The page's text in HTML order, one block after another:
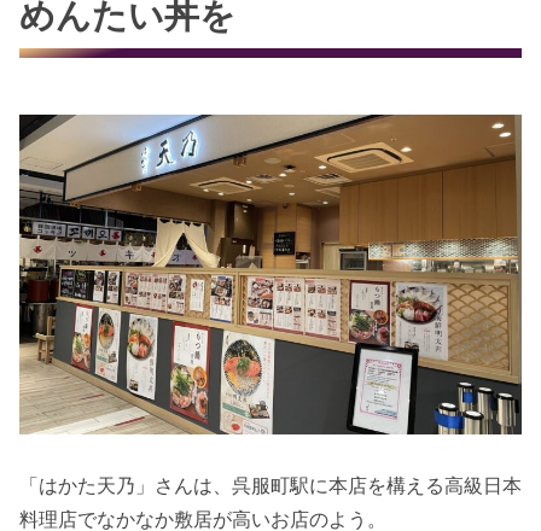
めんたい丼を
「はかた天乃」さんは、呉服町駅に本店を構える高級日本
料理店でなかなか敷居が高いお店のよう。